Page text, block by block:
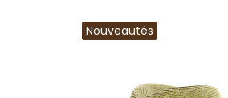
Nouveautés